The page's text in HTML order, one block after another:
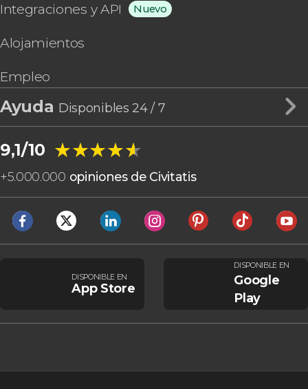
Integraciones y API Nuevo
Alojamientos
Empleo
Ayuda Disponibles 24 / 7
9,1/10 ★★★★★
★★★★★
+5.000.000 opiniones de Civitatis
DISPONIBLE EN
App Store
DISPONIBLE EN
Google
Play